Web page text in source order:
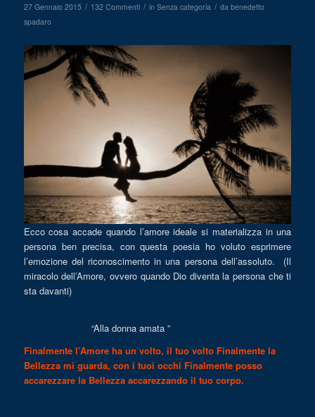
27 Gennaio 2015 / 132 Commenti / in Senza categoria / da benedetto
spadaro
Ecco cosa accade quando l’amore ideale si materializza in una
persona ben precisa, con questa poesia ho voluto esprimere
l’emozione del riconoscimento in una persona dell’assoluto. (Il
miracolo dell’Amore, ovvero quando Dio diventa la persona che ti
sta davanti)
“Alla donna amata ”
Finalmente l’Amore ha un volto, il tuo volto Finalmente la
Bellezza mi guarda, con i tuoi occhi Finalmente posso
accarezzare la Bellezza accarezzando il tuo corpo.